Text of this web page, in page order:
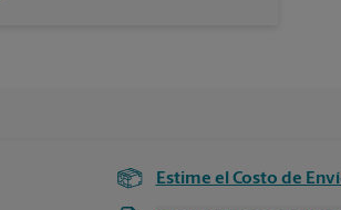
Estime el Costo de